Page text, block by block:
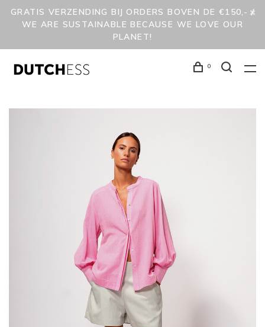
GRATIS VERZENDING BIJ ORDERS BOVEN DE €150,- /
WE ARE SUSTAINABLE BECAUSE WE LOVE OUR
PLANET!
0